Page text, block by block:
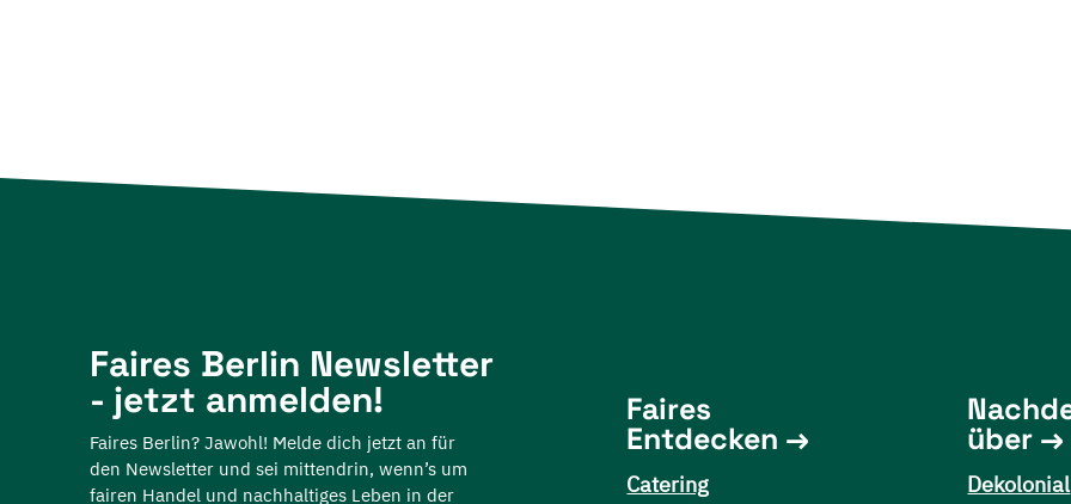
Faires Berlin Newsletter
- jetzt anmelden!
Faires Berlin? Jawohl! Melde dich jetzt an für
den Newsletter und sei mittendrin, wenn’s um
fairen Handel und nachhaltiges Leben in der
Faires
Entdecken
Catering
über
Dekolonial